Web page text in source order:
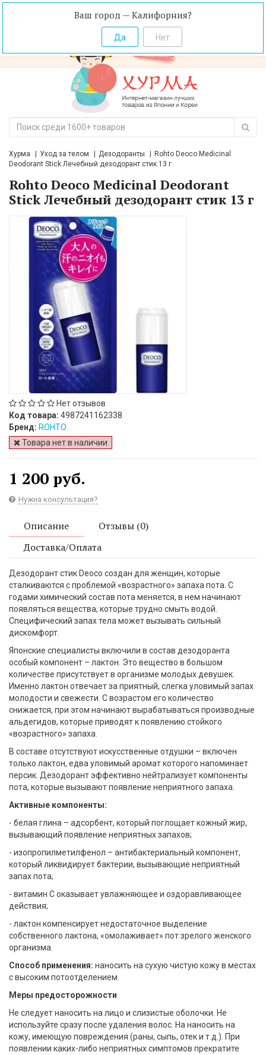
Ваш город — Калифорния?
Хурма Уход за телом Дезодоранты
Rohto Deoco Medicinal
Deodorant Stick Лечебный дезодорант стик 13 г
Rohto Deoco Medicinal Deodorant
Stick Лечебный дезодорант стик 13 г
Нет отзывов
Код товара: 4987241162338
Бренд: ROHTO
Товара нет в наличии
1 200 руб.
Нужна консультация?
Описание
Отзывы (0)
Доставка/Оплата
Дезодорант стик Deoco создан для женщин, которые
сталкиваются с проблемой «возрастного» запаха пота. С
годами химический состав пота меняется, в нем начинают
появляться вещества, которые трудно смыть водой.
Специфический запах тела может вызывать сильный
дискомфорт.
Японские специалисты включили в состав дезодоранта
особый компонент – лактон. Это вещество в большом
количестве присутствует в организме молодых девушек.
Именно лактон отвечает за приятный, слегка уловимый запах
молодости и свежести. С возрастом его количество
снижается, при этом начинают вырабатываться производные
альдегидов, которые приводят к появлению стойкого
«возрастного» запаха.
В составе отсутствуют искусственные отдушки – включен
только лактон, едва уловимый аромат которого напоминает
персик. Дезодорант эффективно нейтрализует компоненты
пота, которые вызывают появление неприятного запаха.
Активные компоненты:
- белая глина – адсорбент, который поглощает кожный жир,
вызывающий появление неприятных запахов;
- изопропилметилфенол – антибактериальный компонент,
который ликвидирует бактерии, вызывающие неприятный
запах пота;
- витамин С оказывает увлажняющее и оздоравливающее
действия;
- лактон компенсирует недостаточное выделение
собственного лактона, «омолаживает» пот зрелого женского
организма.
Способ применения: наносить на сухую чистую кожу в местах
с высоким потоотделением.
Меры предосторожности
Не следует наносить на лицо и слизистые оболочки. Не
используйте сразу после удаления волос. На наносить на
кожу, имеющую повреждения (раны, сыпь, отек и т.д.). При
появлении каких-либо неприятных симптомов прекратите